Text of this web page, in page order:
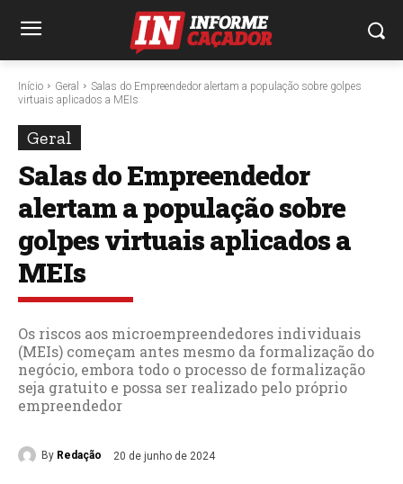
Início Geral
Salas do Empreendedor alertam a população sobre golpes
virtuais aplicados a MEIs
Geral
Salas do Empreendedor
alertam a população sobre
golpes virtuais aplicados a
MEIs
Os riscos aos microempreendedores individuais
(MEIs) começam antes mesmo da formalização do
negócio, embora todo o processo de formalização
seja gratuito e possa ser realizado pelo próprio
empreendedor
By Redação 20 de junho de 2024